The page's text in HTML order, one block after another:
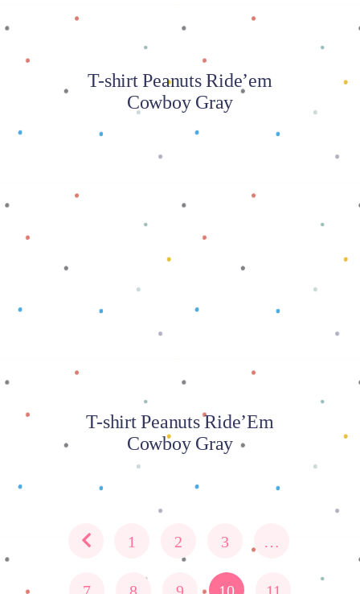
T-shirt Peanuts Ride’em
Cowboy Gray
Baca selengkapnya
T-shirt Peanuts Ride’Em
Cowboy Gray
1 2 3 …
7 8 9 10 11